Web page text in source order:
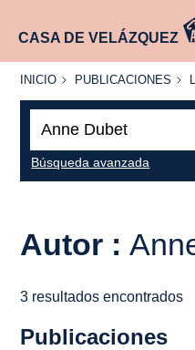
CASA DE VELÁZQUEZ
INICIO
INICIO PUBLICACIONES
PUBLICACIONES
Búsqueda avanzada
Autor :
3 resultados encontrados
Publicaciones